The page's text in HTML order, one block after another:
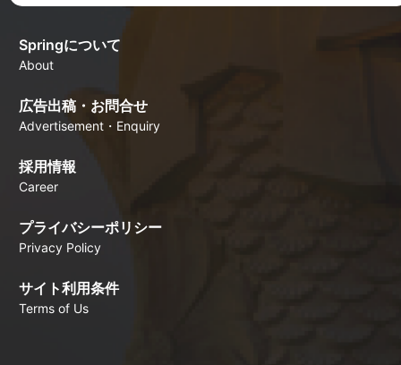
Springについて
About
広告出稿・お問合せ
Advertisement・Enquiry
採用情報
Career
プライバシーポリシー
Privacy Policy
サイト利用条件
Terms of Us